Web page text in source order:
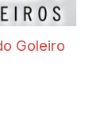
Goleiro